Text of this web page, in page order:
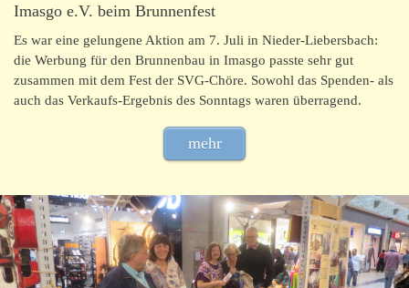
Imasgo e.V. beim Brunnenfest
Es war eine gelungene Aktion am 7. Juli in Nieder-Liebersbach:
die Werbung für den Brunnenbau in Imasgo passte sehr gut
zusammen mit dem Fest der SVG-Chöre. Sowohl das Spenden- als
auch das Verkaufs-Ergebnis des Sonntags waren überragend.
mehr